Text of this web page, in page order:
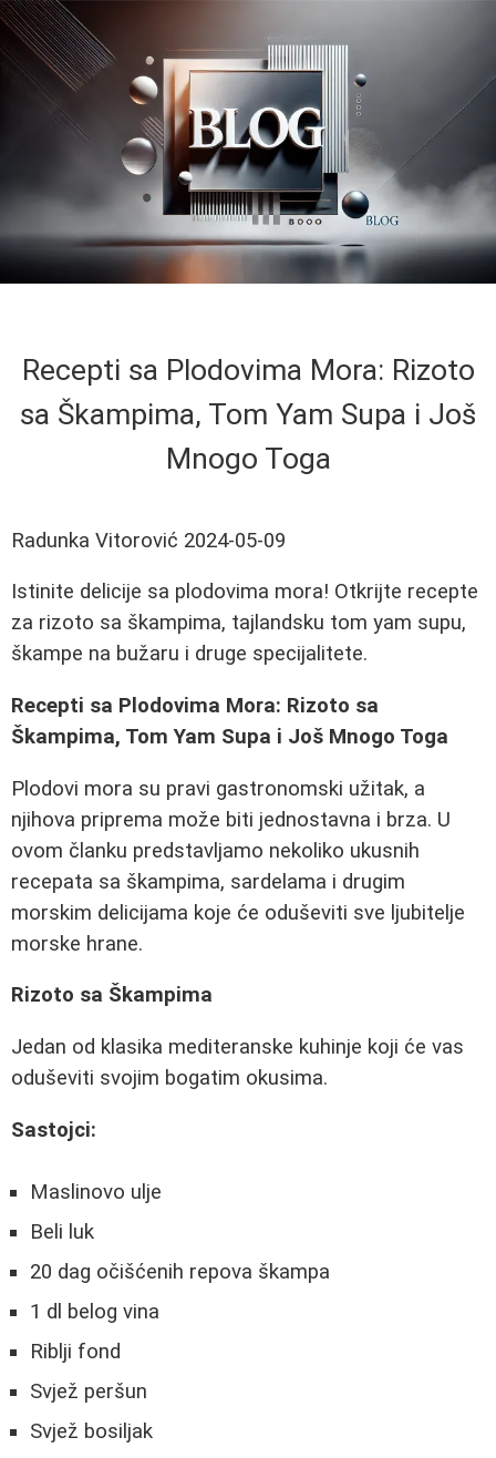
Recepti sa Plodovima Mora: Rizoto
sa Škampima, Tom Yam Supa i Još
Mnogo Toga
Radunka Vitorović 2024-05-09
Istinite delicije sa plodovima mora! Otkrijte recepte
za rizoto sa škampima, tajlandsku tom yam supu,
škampe na bužaru i druge specijalitete.
Recepti sa Plodovima Mora: Rizoto sa
Škampima, Tom Yam Supa i Još Mnogo Toga
Plodovi mora su pravi gastronomski užitak, a
njihova priprema može biti jednostavna i brza. U
ovom članku predstavljamo nekoliko ukusnih
recepata sa škampima, sardelama i drugim
morskim delicijama koje će oduševiti sve ljubitelje
morske hrane.
Rizoto sa Škampima
Jedan od klasika mediteranske kuhinje koji će vas
oduševiti svojim bogatim okusima.
Sastojci:
Maslinovo ulje
Beli luk
20 dag očišćenih repova škampa
1 dl belog vina
Riblji fond
Svjež peršun
Svjež bosiljak